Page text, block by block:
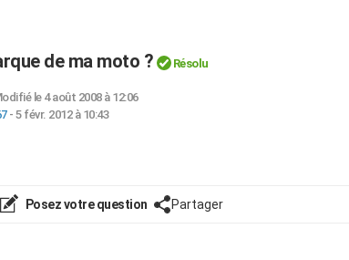
de ma moto ? Résolu
le 4 août 2008 à 12:06
- 5 févr. 2012 à 10:43
Posez votre question Partager